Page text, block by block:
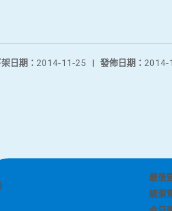
發佈日期： 2014-
日期： 2014-11-25 |
最後
總瀏